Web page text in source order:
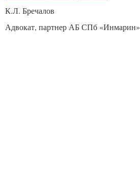
К.Л. Бречалов
Адвокат, партнер АБ СПб «Инмарин»